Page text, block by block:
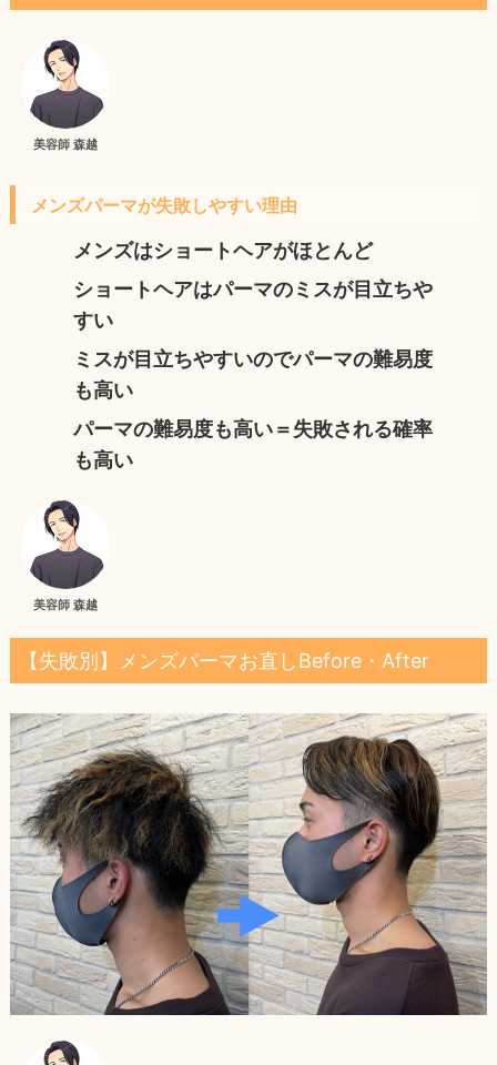
美容師 森越
メンズパーマが失敗しやすい理由
メンズはショートヘアがほとんど
ショートヘアはパーマのミスが目立ちや
すい
ミスが目立ちやすいのでパーマの難易度
も高い
パーマの難易度も高い＝失敗される確率
も高い
美容師 森越
【失敗別】メンズパーマお直しBefore・After